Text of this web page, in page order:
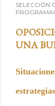
SELECCIÓN
UNA